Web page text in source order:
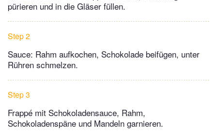
pürieren und in die Gläser füllen.
Step 2
Sauce: Rahm aufkochen, Schokolade beifügen, unter
Rühren schmelzen.
Step 3
Frappé mit Schokoladensauce, Rahm,
Schokoladenspäne und Mandeln garnieren.